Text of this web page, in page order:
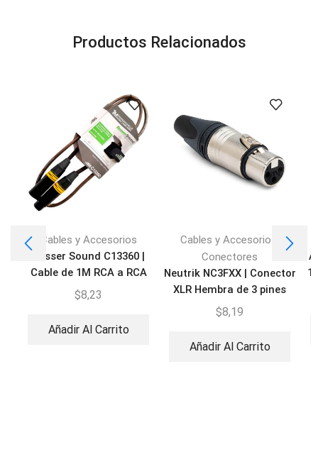
Productos Relacionados
Cables y Accesorios
Besser Sound C13360 |
Cable de 1M RCA a RCA
$8,23
Añadir Al Carrito
Cables y Accesorios
Conectores
Neutrik NC3FXX | Conector
XLR Hembra de 3 pines
$8,19
Añadir Al Carrito